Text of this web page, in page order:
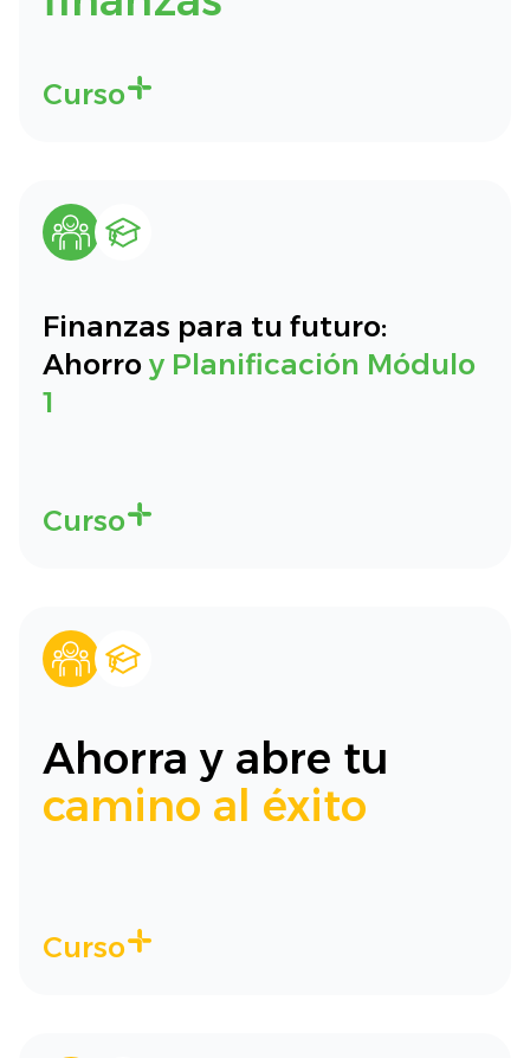
Curso
Finanzas para tu futuro:
Ahorro y Planificación Módulo
1
Curso
Ahorra y abre tu
camino al éxito
Curso